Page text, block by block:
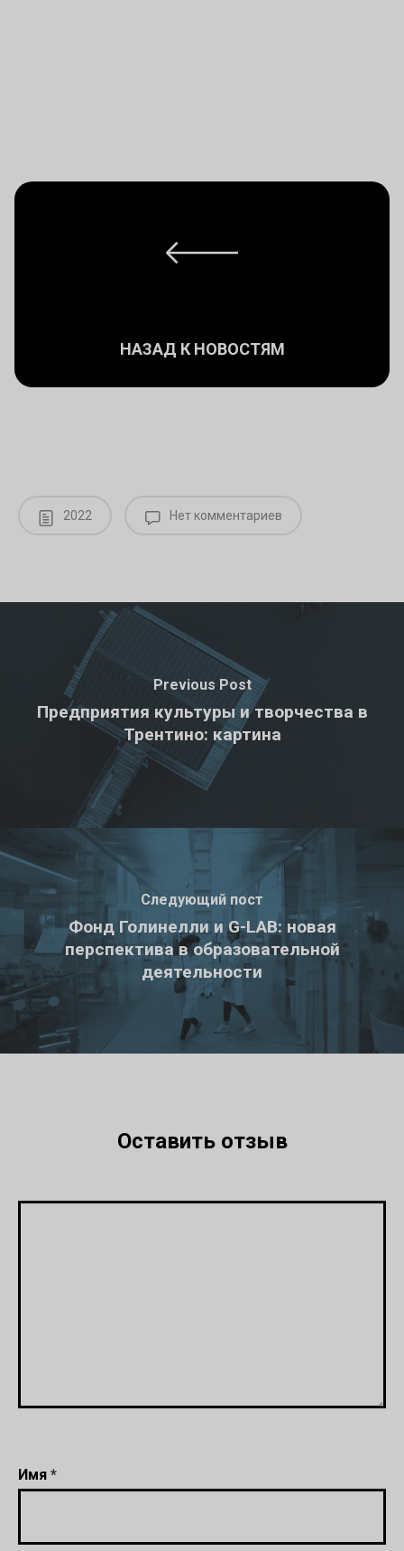
НАЗАД К НОВОСТЯМ
2022 Нет комментариев
Previous Post
Предприятия культуры и творчества в
Трентино: картина
Следующий пост
Фонд Голинелли и G-LAB: новая
перспектива в образовательной
деятельности
Оставить отзыв
Имя *